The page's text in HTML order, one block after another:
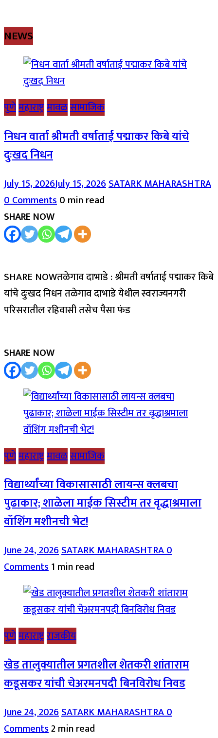
NEWS
पुणेमहाराष्ट्रमावळसामाजिक
निधन वार्ता श्रीमती वर्षाताई पद्माकर किबे यांचे
दुःखद निधन
July 15, 2026July 15, 2026SATARK MAHARASHTRA
0 Comments0 min read
SHARE NOW
SHARE NOWतळेगाव दाभाडे : श्रीमती वर्षाताई पद्माकर किबे
यांचे दुःखद निधन तळेगाव दाभाडे येथील स्वराज्यनगरी
परिसरातील रहिवासी तसेच पैसा फंड
SHARE NOW
पुणेमहाराष्ट्रमावळसामाजिक
विद्यार्थ्यांच्या विकासासाठी लायन्स क्लबचा
पुढाकार; शाळेला माईक सिस्टीम तर वृद्धाश्रमाला
वॉशिंग मशीनची भेट!
June 24, 2026SATARK MAHARASHTRA0
Comments1 min read
पुणेमहाराष्ट्रराजकीय
खेड तालुक्यातील प्रगतशील शेतकरी शांताराम
कडूसकर यांची चेअरमनपदी बिनविरोध निवड
June 24, 2026SATARK MAHARASHTRA0
Comments2 min read